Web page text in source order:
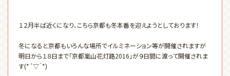
１２月半ば近くになり、こちら京都も冬本番を迎えようとしております！
冬になると京都もいろんな場所でイルミネーション等が開催されますが
明日から１８日まで「京都嵐山花灯路2016」が９日間に渡って開催されま
す(*´▽｀*)